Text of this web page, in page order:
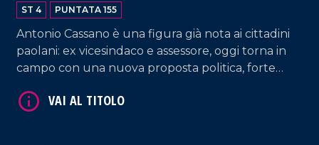
ST 4 PUNTATA 155
Antonio Cassano è una figura già nota ai cittadini
paolani: ex vicesindaco e assessore, oggi torna in
campo con una nuova proposta politica, forte
di responsabilità. La sua è una candidatura che
VAI AL TITOLO